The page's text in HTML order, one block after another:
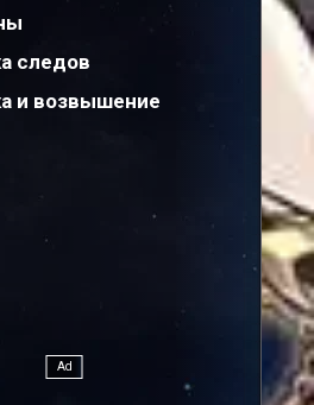
следов
и возвышение